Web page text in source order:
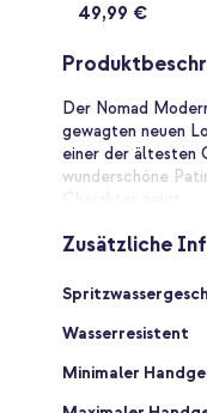
49,99 €
Der Nomad
gewagten neuen
einer der ältesten
wunderschöne
Horween-Leder
von der Masse
angesehen
Modernes Design
Jedes Armband ist
Zusätzliche
Zusätzliche
Wasserresistent
Minimaler